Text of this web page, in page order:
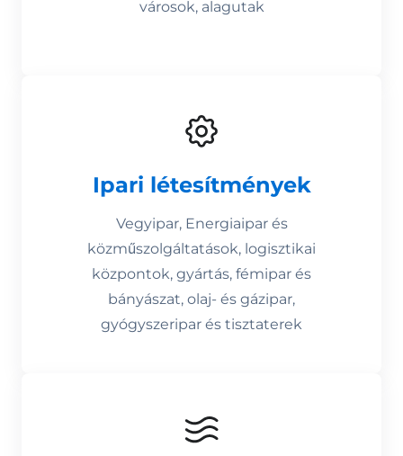
városok, alagutak
Ipari létesítmények
Vegyipar, Energiaipar és
közműszolgáltatások, logisztikai
központok, gyártás, fémipar és
bányászat, olaj- és gázipar,
gyógyszeripar és tisztaterek